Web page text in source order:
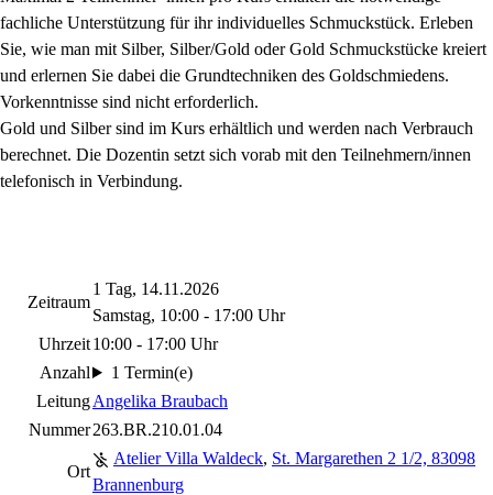
fachliche Unterstützung für ihr individuelles Schmuckstück. Erleben
Sie, wie man mit Silber, Silber/Gold oder Gold Schmuckstücke kreiert
und erlernen Sie dabei die Grundtechniken des Goldschmiedens.
Vorkenntnisse sind nicht erforderlich.
Gold und Silber sind im Kurs erhältlich und werden nach Verbrauch
berechnet. Die Dozentin setzt sich vorab mit den Teilnehmern/innen
telefonisch in Verbindung.
Zeitraum
1 Tag, 14.11.2026
Samstag, 10:00 - 17:00 Uhr
Uhrzeit10:00 - 17:00 Uhr
Anzahl
1 Termin(e)
LeitungAngelika Braubach
Nummer263.BR.210.01.04
Ort
Atelier Villa Waldeck, St. Margarethen 2 1/2, 83098
Brannenburg